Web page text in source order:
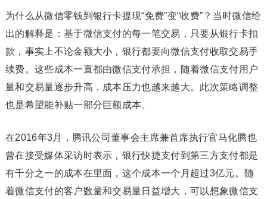
为什么从微信零钱到银行卡提现“免费”变“收费”？当时微信给
出的解释是：基于微信支付的每一笔交易，只要从银行卡扣
款，事实上不论金额大小，银行都要向微信支付收取交易手
续费。这些成本一直都由微信支付承担，随着微信支付用户
量和交易量逐步升高，成本压力也越来越大。此次策略调整
也是希望能补贴一部分巨额成本。
在2016年3月，腾讯公司董事会主席兼首席执行官马化腾也
曾在接受媒体采访时表示，银行快捷支付到第三方支付都是
有千分之一的成本在里面，这个成本一个月超过3亿元。随
着微信支付的客户数量和交易量日益增大，可以想象微信支